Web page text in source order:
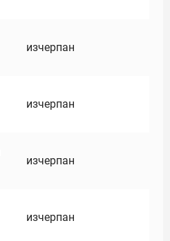
изчерпан
изчерпан
изчерпан
изчерпан